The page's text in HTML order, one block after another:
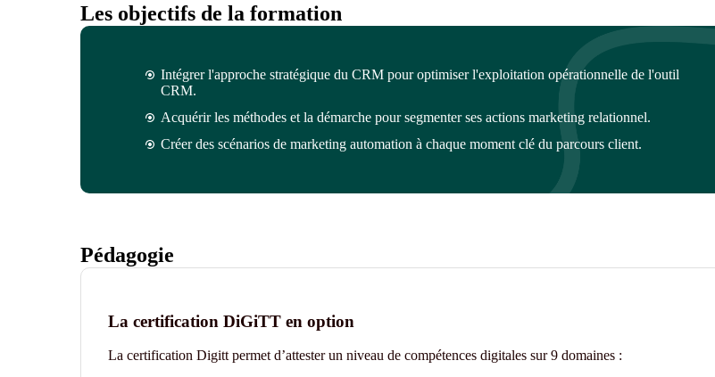
Les objectifs de la formation
Intégrer l'approche stratégique du CRM pour optimiser l'exploitation opérationnelle de l'outil
CRM.
Acquérir les méthodes et la démarche pour segmenter ses actions marketing relationnel.
Créer des scénarios de marketing automation à chaque moment clé du parcours client.
Pédagogie
La certification DiGiTT en option
La certification Digitt permet d’attester un niveau de compétences digitales sur 9 domaines :